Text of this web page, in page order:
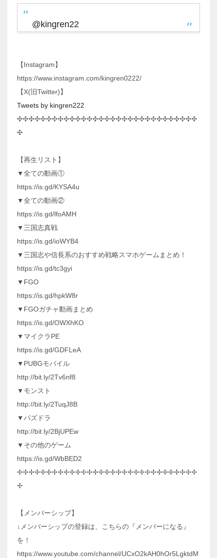
@kingren22
【Instagram】
https://www.instagram.com/kingren0222/
【X(旧Twitter)】
Tweets by kingren222
✣✣✣✣✣✣✣✣✣✣✣✣✣✣✣✣✣✣✣✣✣✣✣✣✣✣✣✣✣✣✣
✣
【再生リスト】
▼全ての動画①
https://is.gd/KYSA4u
▼全ての動画②
https://is.gd/lfoAMH
▼三国志真戦
https://is.gd/ioWYB4
▼三国志や信長系のおすすめ戦略スマホゲームまとめ！
https://is.gd/tc3gyi
▼FGO
https://is.gd/hpkW8r
▼FGOガチャ動画まとめ
https://is.gd/OWXhKO
▼マイクラPE
https://is.gd/GDFLeA
▼PUBGモバイル
http://bit.ly/2Tv6nf8
▼モンスト
http://bit.ly/2TuqJ8B
▼パズドラ
http://bit.ly/2BjUPEw
▼その他のゲーム
https://is.gd/WbBED2
✢✢✢✢✢✢✢✢✢✢✢✢✢✢✢✢✢✢✢✢✢✢✢✢✢✢✢✢✢✢✢
✢
【メンバーシップ】
↓メンバーシップの登録は、こちらの『メンバーになる』
を！
https://www.youtube.com/channel/UCxO2kAH0hOr5LgktdM